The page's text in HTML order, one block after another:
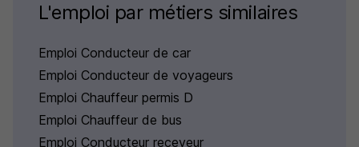
L'emploi par métiers similaires
Emploi Conducteur de car
Emploi Conducteur de voyageurs
Emploi Chauffeur permis D
Emploi Chauffeur de bus
Emploi Conducteur receveur